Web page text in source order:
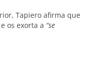
Tapiero afirma que
os exorta a “se